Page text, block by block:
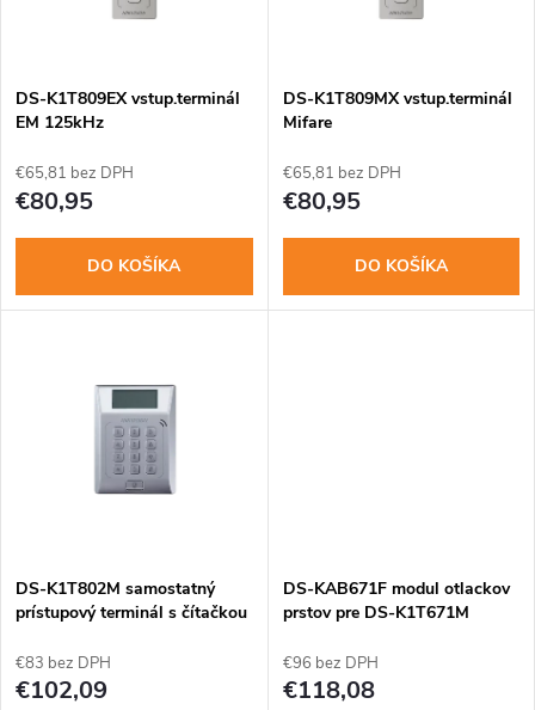
e
p
r
o
o
v
s
p
r
d
o
v
DS-K1T809EX vstup.terminál
EM 125kHz
€65,81 bez DPH
€80,95
DO KOŠÍKA
DS-K1T809MX vstup.terminál
Mifare
€65,81 bez DPH
€80,95
DO KOŠÍKA
DS-K1T802M samostatný
prístupový terminál s čítačkou
€83 bez DPH
€102,09
DS-KAB671F modul otlackov
prstov pre DS-K1T671M
€96 bez DPH
€118,08